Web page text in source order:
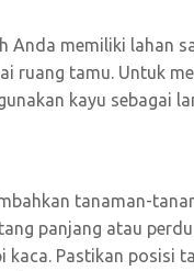
Anda memiliki lahan
ruang tamu. Untuk
kayu sebagai
tanaman-
panjang atau
kaca. Pastikan posisi